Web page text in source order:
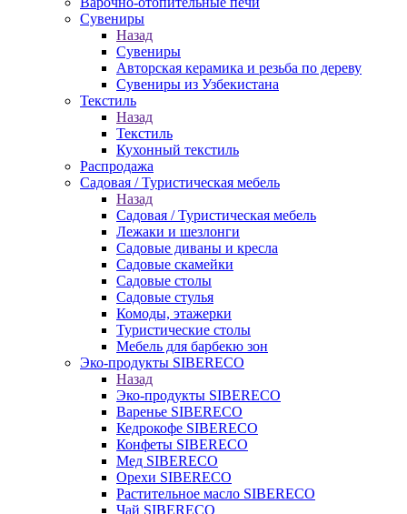
Сувениры
Назад
Сувениры
Авторская керамика и резьба по дереву
Сувениры из Узбекистана
Текстиль
Назад
Текстиль
Кухонный текстиль
Распродажа
Садовая / Туристическая мебель
Назад
Садовая / Туристическая мебель
Лежаки и шезлонги
Садовые диваны и кресла
Садовые скамейки
Садовые столы
Садовые стулья
Комоды, этажерки
Туристические столы
Мебель для барбекю зон
Эко-продукты SIBERECO
Назад
Эко-продукты SIBERECO
Варенье SIBERECO
Кедрокофе SIBERECO
Конфеты SIBERECO
Мед SIBERECO
Орехи SIBERECO
Растительное масло SIBERECO
Чай SIBERECO